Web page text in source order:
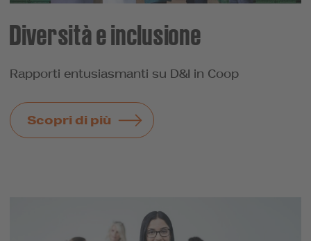
Diversità e inclusione
Rapporti entusiasmanti su D&I in Coop
Scopri di più